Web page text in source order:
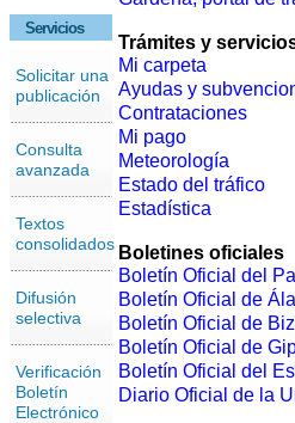
Servicios
Solicitar una
publicación
Consulta
avanzada
Textos
consolidados
Difusión
selectiva
Verificación
Boletín
Electrónico
Trámites y
Mi carpeta
Ayudas y
Contrataciones
Mi pago
Meteorología
Estado del tráfico
Estadística
Boletines oficiales
Boletín Oficial del
Boletín Oficial de
Boletín Oficial de
Boletín Oficial de
Boletín Oficial del
Diario Oficial de la